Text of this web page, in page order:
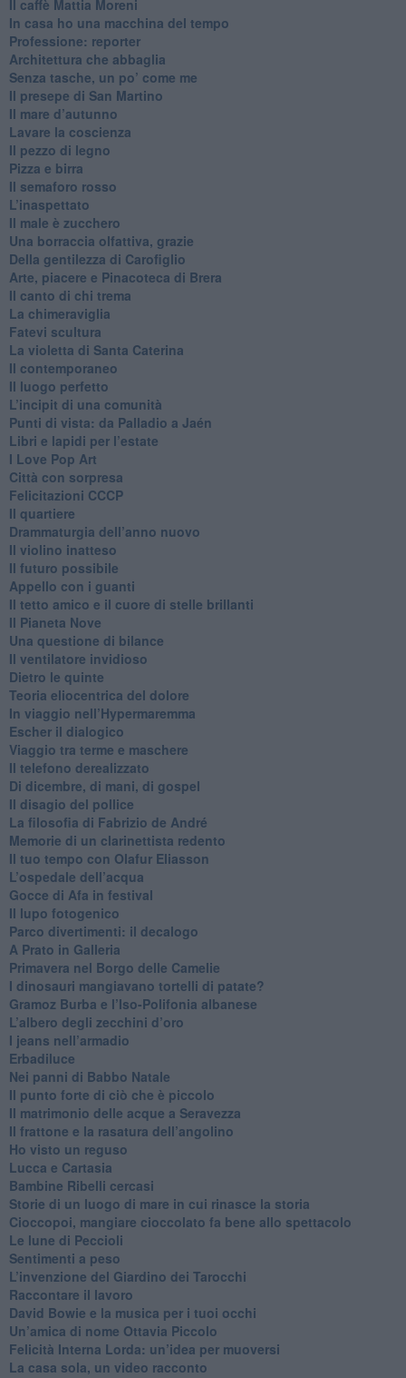
​Il caffè Mattia Moreni
​In casa ho una macchina del tempo
Professione: reporter
Architettura che abbaglia
​Senza tasche, un po’ come me
​Il presepe di San Martino
​Il mare d’autunno
​Lavare la coscienza
​Il pezzo di legno
​Pizza e birra
​Il semaforo rosso
​L’inaspettato
​Il male è zucchero
​Una borraccia olfattiva, grazie
​Della gentilezza di Carofiglio
Arte, piacere e Pinacoteca di Brera
​Il canto di chi trema
La chimeraviglia
​Fatevi scultura
​La violetta di Santa Caterina
​Il contemporaneo
​Il luogo perfetto
​L’incipit di una comunità
Punti di vista: da Palladio a Jaén
​Libri e lapidi per l’estate
​I Love Pop Art
Città con sorpresa
Felicitazioni CCCP
​Il quartiere
​Drammaturgia dell’anno nuovo
​Il violino inatteso
​Il futuro possibile
​Appello con i guanti
​Il tetto amico e il cuore di stelle brillanti
​Il Pianeta Nove
​Una questione di bilance
​Il ventilatore invidioso
​Dietro le quinte
​Teoria eliocentrica del dolore
In viaggio nell’Hypermaremma
​Escher il dialogico
​Viaggio tra terme e maschere
Il telefono derealizzato
​Di dicembre, di mani, di gospel
​Il disagio del pollice
​La filosofia di Fabrizio de André
Memorie di un clarinettista redento
​Il tuo tempo con Olafur Eliasson
​L’ospedale dell’acqua
​Gocce di Afa in festival
​Il lupo fotogenico
​Parco divertimenti: il decalogo
​A Prato in Galleria
​Primavera nel Borgo delle Camelie
I dinosauri mangiavano tortelli di patate?
​Gramoz Burba e l’Iso-Polifonia albanese
L’albero degli zecchini d’oro
​I jeans nell’armadio
Erbadiluce
Nei panni di Babbo Natale
​Il punto forte di ciò che è piccolo
​Il matrimonio delle acque a Seravezza
​Il frattone e la rasatura dell’angolino
​Ho visto un reguso
Lucca e Cartasia
Bambine Ribelli cercasi
Storie di un luogo di mare in cui rinasce la storia
Cioccopoi, mangiare cioccolato fa bene allo spettacolo
​Le lune di Peccioli
​Sentimenti a peso
​L’invenzione del Giardino dei Tarocchi
​Raccontare il lavoro
David Bowie e la musica per i tuoi occhi
Un’amica di nome Ottavia Piccolo
​Felicità Interna Lorda: un’idea per muoversi
​La casa sola, un video racconto